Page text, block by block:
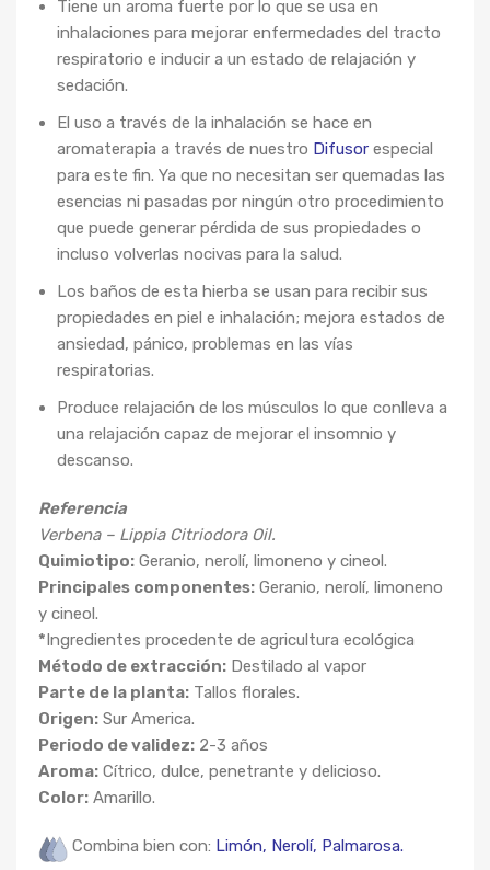
Tiene un aroma fuerte por lo que se usa en
inhalaciones para mejorar enfermedades del tracto
respiratorio e inducir a un estado de relajación y
sedación.
El uso a través de la inhalación se hace en
aromaterapia a través de nuestro Difusor especial
para este fin. Ya que no necesitan ser quemadas las
esencias ni pasadas por ningún otro procedimiento
que puede generar pérdida de sus propiedades o
incluso volverlas nocivas para la salud.
Los baños de esta hierba se usan para recibir sus
propiedades en piel e inhalación; mejora estados de
ansiedad, pánico, problemas en las vías
respiratorias.
Produce relajación de los músculos lo que conlleva a
una relajación capaz de mejorar el insomnio y
descanso.
Referencia
Verbena – Lippia Citriodora Oil.
Quimiotipo: Geranio, nerolí, limoneno y cineol.
Principales componentes: Geranio, nerolí, limoneno
y cineol.
*Ingredientes procedente de agricultura ecológica
Método de extracción: Destilado al vapor
Parte de la planta: Tallos florales.
Origen: Sur America.
Periodo de validez: 2-3 años
Aroma: Cítrico, dulce, penetrante y delicioso.
Color: Amarillo.
Combina bien con: Limón, Nerolí, Palmarosa.